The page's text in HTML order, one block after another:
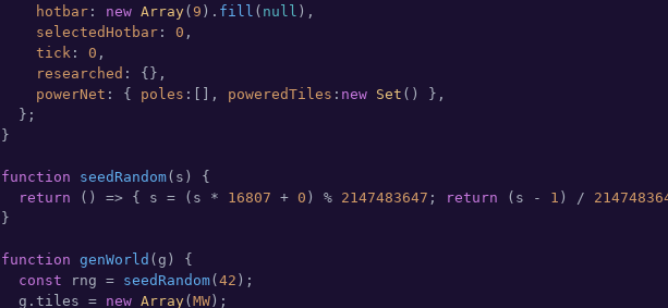
hotbar : new Array( 9 ). fill ( null ),
selectedHotbar : 0 ,
tick : 0 ,
researched : {},
powerNet : { poles :[], poweredTiles : new Set () },
  };
}
function seedRandom( s ) {
return
() => { s = (s * 16807 + 0 ) % 2147483647 ; return (s - 1 ) /
}
function genWorld ( g ) {
const rng = seedRandom( 42 );
  g.
tiles = new Array( MW );